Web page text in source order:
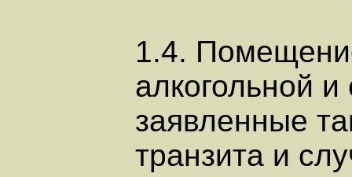
1.4.
алкогольной
заявленные
транзита и